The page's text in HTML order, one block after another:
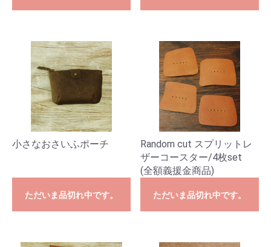
小さなおさいふポーチ
ただいま品切れ中です。
Random cut スプリットレ
ザーコースター/4枚set
(全額義援金商品)
ただいま品切れ中です。